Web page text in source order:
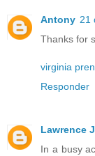
Antony 21
Thanks for
virginia
Responder
Lawrence
In a busy